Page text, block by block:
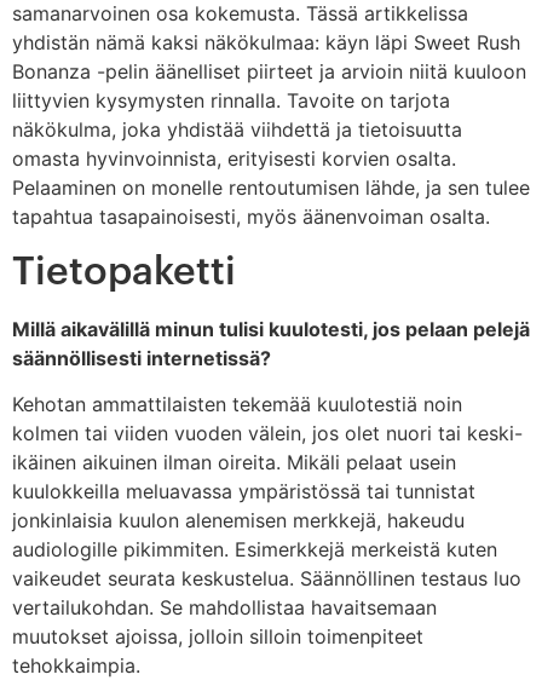
samanarvoinen osa kokemusta. Tässä artikkelissa
yhdistän nämä kaksi näkökulmaa: käyn läpi Sweet Rush
Bonanza -pelin äänelliset piirteet ja arvioin niitä kuuloon
liittyvien kysymysten rinnalla. Tavoite on tarjota
näkökulma, joka yhdistää viihdettä ja tietoisuutta
omasta hyvinvoinnista, erityisesti korvien osalta.
Pelaaminen on monelle rentoutumisen lähde, ja sen tulee
tapahtua tasapainoisesti, myös äänenvoiman osalta.
Tietopaketti
Millä aikavälillä minun tulisi kuulotesti, jos pelaan pelejä
säännöllisesti internetissä?
Kehotan ammattilaisten tekemää kuulotestiä noin
kolmen tai viiden vuoden välein, jos olet nuori tai keski-
ikäinen aikuinen ilman oireita. Mikäli pelaat usein
kuulokkeilla meluavassa ympäristössä tai tunnistat
jonkinlaisia kuulon alenemisen merkkejä, hakeudu
audiologille pikimmiten. Esimerkkejä merkeistä kuten
vaikeudet seurata keskustelua. Säännöllinen testaus luo
vertailukohdan. Se mahdollistaa havaitsemaan
muutokset ajoissa, jolloin silloin toimenpiteet
tehokkaimpia.